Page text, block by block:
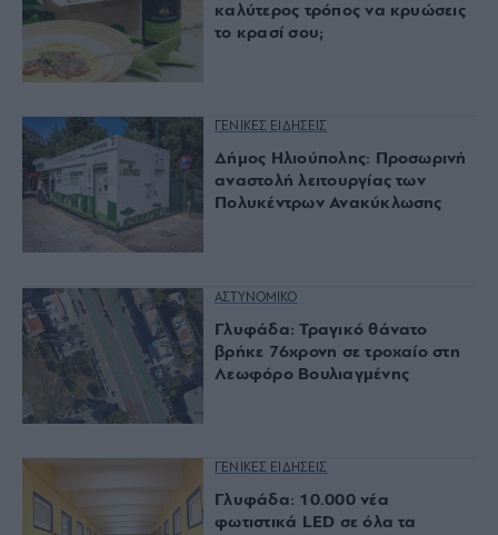
καλύτερος τρόπος να κρυώσεις
το κρασί σου;
ΓΕΝΙΚΕΣ ΕΙΔΗΣΕΙΣ
Δήμος Ηλιούπολης: Προσωρινή
αναστολή λειτουργίας των
Πολυκέντρων Ανακύκλωσης
ΑΣΤΥΝΟΜΙΚΟ
Γλυφάδα: Τραγικό θάνατο
βρήκε 76χρονη σε τροχαίο στη
Λεωφόρο Βουλιαγμένης
ΓΕΝΙΚΕΣ ΕΙΔΗΣΕΙΣ
Γλυφάδα: 10.000 νέα
φωτιστικά LED σε όλα τα